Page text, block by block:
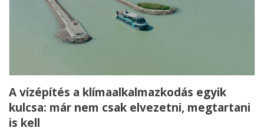
A vízépítés a klímaalkalmazkodás egyik
kulcsa: már nem csak elvezetni, megtartani
is kell